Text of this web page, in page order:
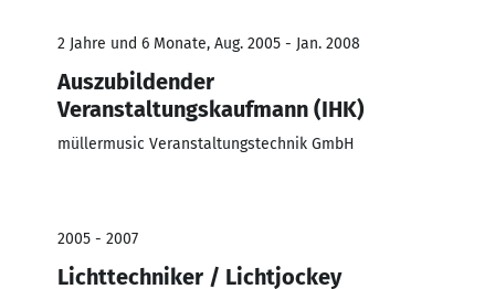
2 Jahre und 6 Monate, Aug. 2005 - Jan. 2008
Auszubildender
Veranstaltungskaufmann (IHK)
müllermusic Veranstaltungstechnik GmbH
2005 - 2007
Lichttechniker / Lichtjockey